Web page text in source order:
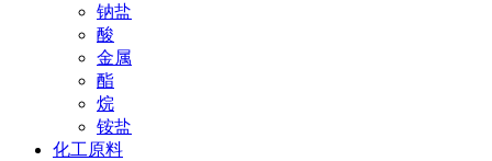
钠盐
酸
金属
酯
烷
铵盐
化工原料